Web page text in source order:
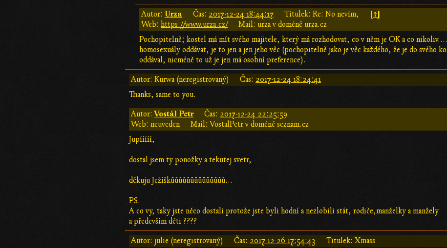
Autor: Urza Čas: 2017-12-24 18:44:17 Titulek: Re: No nevím, [↑]
Web:https://www.urza.cz/
Mail: urza v doméně urza.cz
Pochopitelně; kostel má mít svého majitele, který má rozhodovat, co v něm je OK a co
homosexuály oddávat, je to jen a jen jeho věc (pochopitelně jako je věc každého, že je do
oddával, nicméně to už je jen má osobní preference).
Autor: Kurwa (neregistrovaný) Čas: 2017-12-24 18:24:41
Thanks, same to you.
Autor: Vostál Petr Čas: 2017-12-24 22:25:59
Web: neuveden
Mail: VostalPetr v doméně seznam.cz
Jupííííí,
dostal jsem ty ponožky a tekutej svetr,
děkuju Ježíškůůůůůůůůůůůůůů...
PS.
A co vy, taky jste něco dostali protože jste byli hodní a nezlobili stát, rodiče,manželky a manžely
a především děti ????
Autor: julie (neregistrovaný) Čas: 2017-12-26 17:54:43 Titulek: Xmass